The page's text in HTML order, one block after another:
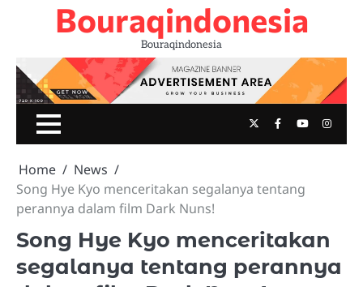
Bouraqindonesia
Bouraqindonesia
TwitterFacebook
Youtube
Home
News
Song Hye Kyo menceritakan segalanya tentang
perannya dalam film Dark Nuns!
Song Hye Kyo menceritakan
segalanya tentang perannya